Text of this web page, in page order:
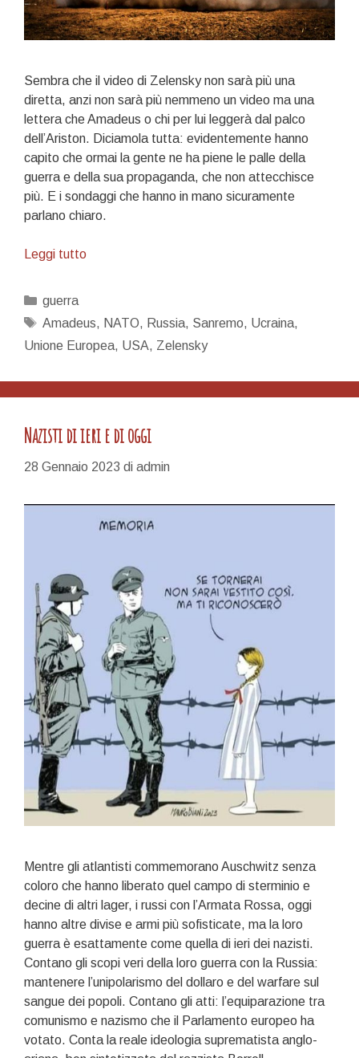
Sembra che il video di Zelensky non sarà più una
diretta, anzi non sarà più nemmeno un video ma una
lettera che Amadeus o chi per lui leggerà dal palco
dell’Ariston. Diciamola tutta: evidentemente hanno
capito che ormai la gente ne ha piene le palle della
guerra e della sua propaganda, che non attecchisce
più. E i sondaggi che hanno in mano sicuramente
parlano chiaro.
Leggi tuttoNoi
no
non
Categorie
guerra
Tag
Amadeus, NATO, Russia, Sanremo, Ucraina,
Unione Europea, USA, Zelensky
Nazisti di ieri e di oggi
28 Gennaio 2023 di admin
Mentre gli atlantisti commemorano Auschwitz senza
coloro che hanno liberato quel campo di sterminio e
decine di altri lager, i russi con l’Armata Rossa, oggi
hanno altre divise e armi più sofisticate, ma la loro
guerra è esattamente come quella di ieri dei nazisti.
Contano gli scopi veri della loro guerra con la Russia:
mantenere l’unipolarismo del dollaro e del warfare sul
sangue dei popoli. Contano gli atti: l’equiparazione tra
comunismo e nazismo che il Parlamento europeo ha
votato. Conta la reale ideologia suprematista anglo-